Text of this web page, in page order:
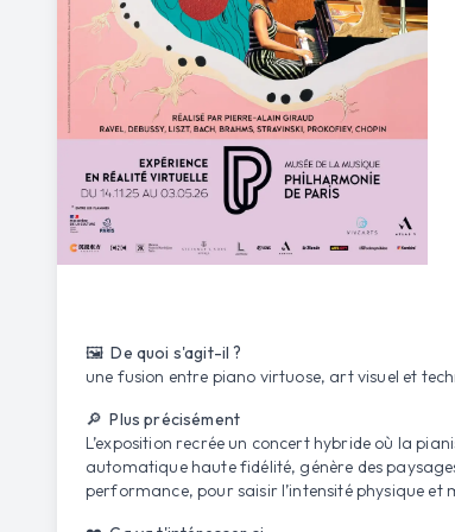
🖼️ De quoi s'agit-il ?
une fusion entre piano virtuose, art visuel et
🔎 Plus précisément
L’exposition recrée un concert hybride où la
automatique haute fidélité, génère des
performance, pour saisir l’intensité physique et